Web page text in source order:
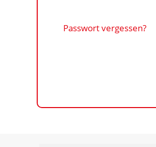
Passwort vergessen?